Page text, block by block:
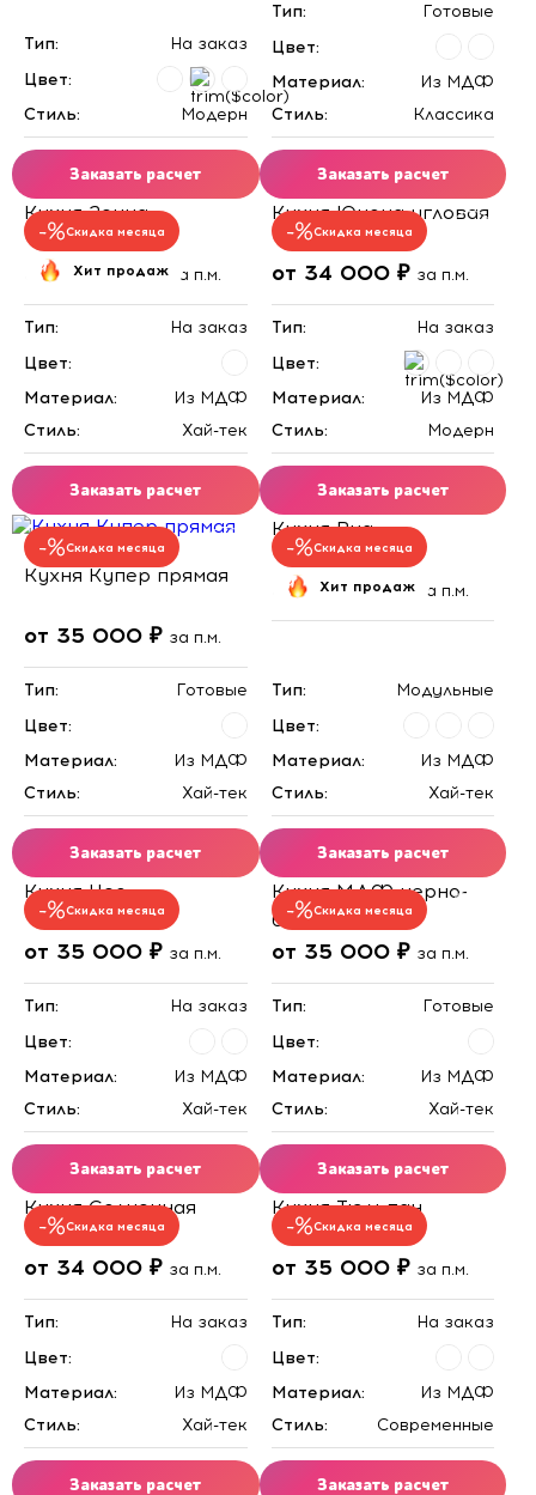
Тип:
На заказ
Цвет:
Стиль:
Модерн
Заказать расчет
Тип:
Готовые
Цвет:
Материал:
Из МДФ
Стиль:
Классика
Заказать расчет
Скидка месяца
Хит продаж
Кухня Зенна
от 35 000 ₽ за п.м.
Тип:
На заказ
Цвет:
Материал:
Из МДФ
Стиль:
Хай-тек
Заказать расчет
Скидка месяца
Кухня Юнона угловая
от 34 000 ₽ за п.м.
Тип:
На заказ
Цвет:
Материал:
Из МДФ
Стиль:
Модерн
Заказать расчет
Скидка месяца
Кухня Купер прямая
от 35 000 ₽ за п.м.
Тип:
Готовые
Цвет:
Материал:
Из МДФ
Стиль:
Хай-тек
Заказать расчет
Скидка месяца
Хит продаж
Кухня Виа
от 34 000 ₽ за п.м.
Тип:
Модульные
Цвет:
Материал:
Из МДФ
Стиль:
Хай-тек
Заказать расчет
Скидка месяца
Кухня Нео
от 35 000 ₽ за п.м.
Тип:
На заказ
Цвет:
Материал:
Из МДФ
Стиль:
Хай-тек
Заказать расчет
Скидка месяца
Кухня МДФ черно-
белая
от 35 000 ₽ за п.м.
Тип:
Готовые
Цвет:
Материал:
Из МДФ
Стиль:
Хай-тек
Заказать расчет
Скидка месяца
Кухня Солнечная
от 34 000 ₽ за п.м.
Тип:
На заказ
Цвет:
Материал:
Из МДФ
Стиль:
Хай-тек
Заказать расчет
Скидка месяца
Кухня Тюльпан
от 35 000 ₽ за п.м.
Тип:
На заказ
Цвет:
Материал:
Из МДФ
Стиль:
Современные
Заказать расчет